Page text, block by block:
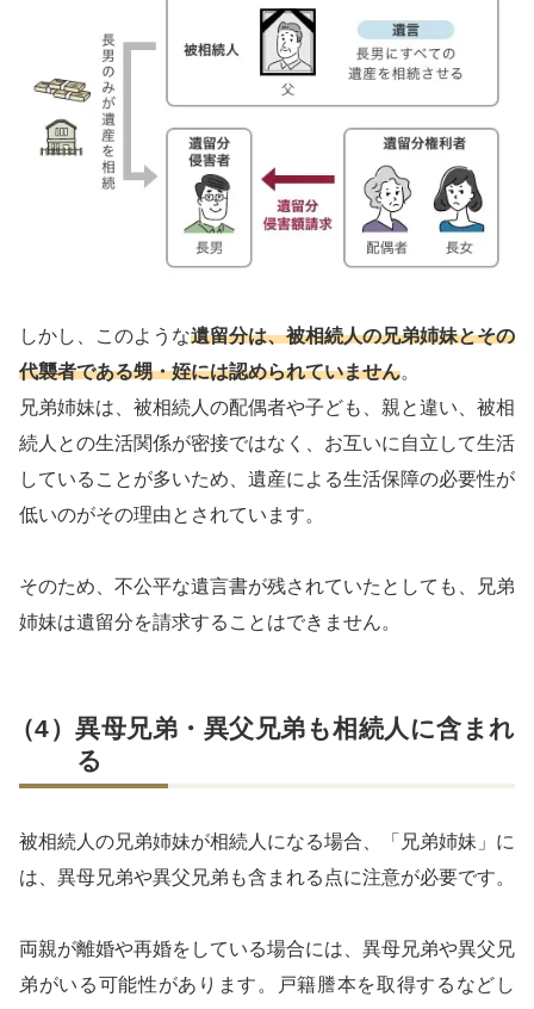
しかし、このような遺留分は、被相続人の兄弟姉妹とその
代襲者である甥・姪には認められていません。
兄弟姉妹は、被相続人の配偶者や子ども、親と違い、被相
続人との生活関係が密接ではなく、お互いに自立して生活
していることが多いため、遺産による生活保障の必要性が
低いのがその理由とされています。
そのため、不公平な遺言書が残されていたとしても、兄弟
姉妹は遺留分を請求することはできません。
（4）異母兄弟・異父兄弟も相続人に含まれ
る
被相続人の兄弟姉妹が相続人になる場合、「兄弟姉妹」に
は、異母兄弟や異父兄弟も含まれる点に注意が必要です。
両親が離婚や再婚をしている場合には、異母兄弟や異父兄
弟がいる可能性があります。戸籍謄本を取得するなどし